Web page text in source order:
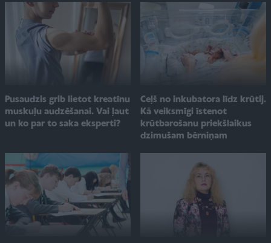
Pusaudzis grib lietot kreatīnu
muskuļu audzēšanai. Vai ļaut
un ko par to saka eksperti?
Ceļš no inkubatora līdz krūtij.
Kā veiksmīgi īstenot
krūtbarošanu priekšlaikus
dzimušam bērniņam